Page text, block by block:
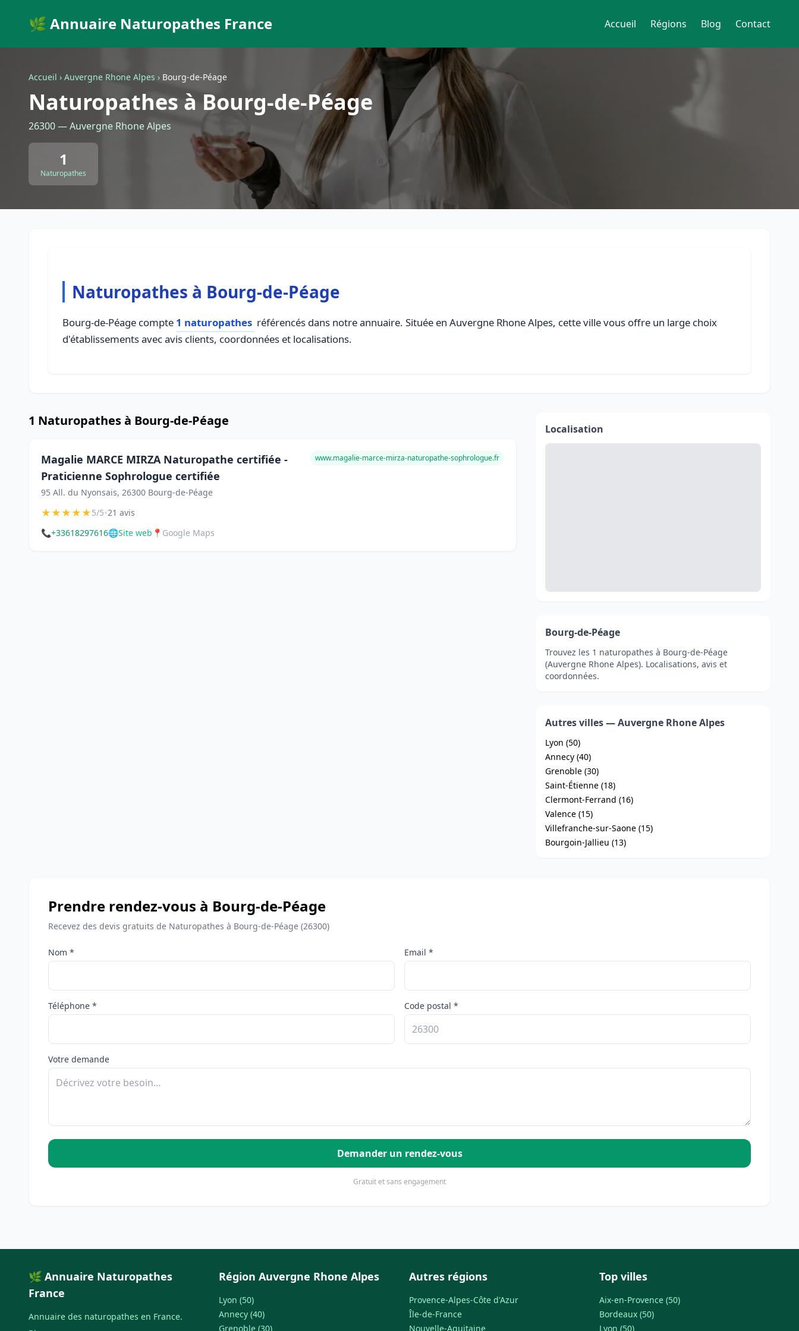
🌿 Annuaire Naturopathes France Accueil Régions Blog Contact
Accueil › Auvergne Rhone Alpes › Bourg-de-Péage
Naturopathes à Bourg-de-Péage
26300 — Auvergne Rhone Alpes
1
Naturopathes
Naturopathes à Bourg-de-Péage
Bourg-de-Péage compte 1 naturopathes référencés dans notre annuaire. Située en Auvergne Rhone Alpes, cette ville vous offre un large choix
d'établissements avec avis clients, coordonnées et localisations.
1 Naturopathes à Bourg-de-Péage
Magalie MARCE MIRZA Naturopathe certifiée -
Praticienne Sophrologue certifiée
95 All. du Nyonsais, 26300 Bourg-de-Péage
www.magalie-marce-mirza-naturopathe-sophrologue.fr
★★★★★5/5•21 avis
📞+33618297616🌐Site web 📍 Google Maps
Localisation
Bourg-de-Péage
Trouvez les 1 naturopathes à Bourg-de-Péage
(Auvergne Rhone Alpes). Localisations, avis et
coordonnées.
Autres villes — Auvergne Rhone Alpes
Lyon (50)
Annecy (40)
Grenoble (30)
Saint-Étienne (18)
Clermont-Ferrand (16)
Valence (15)
Villefranche-sur-Saone (15)
Bourgoin-Jallieu (13)
Prendre rendez-vous à Bourg-de-Péage
Recevez des devis gratuits de Naturopathes à Bourg-de-Péage (26300)
Nom * Email *
Téléphone * Code postal *
Votre demande
Demander un rendez-vous
Gratuit et sans engagement
🌿 Annuaire Naturopathes
France
Annuaire des naturopathes en France.
Région Auvergne Rhone Alpes
Lyon (50)
Annecy (40)
Grenoble (30)
Autres régions
Provence-Alpes-Côte d'Azur
Île-de-France
Nouvelle-Aquitaine
Top villes
Aix-en-Provence (50)
Bordeaux (50)
Lyon (50)